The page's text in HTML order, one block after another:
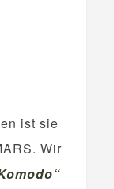
ist sie
Wir